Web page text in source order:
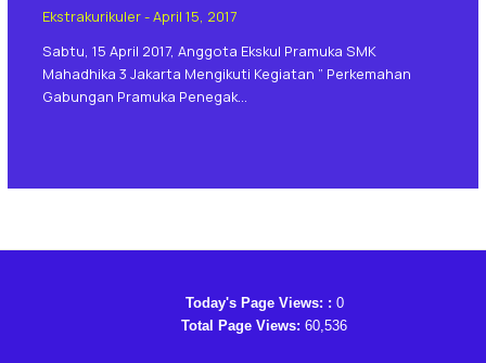
Ekstrakurikuler-April 15, 2017
Sabtu, 15 April 2017, Anggota Ekskul Pramuka SMK
Mahadhika 3 Jakarta Mengikuti Kegiatan ” Perkemahan
Gabungan Pramuka Penegak…
Today's Page Views: : 0
Total Page Views: 60,536